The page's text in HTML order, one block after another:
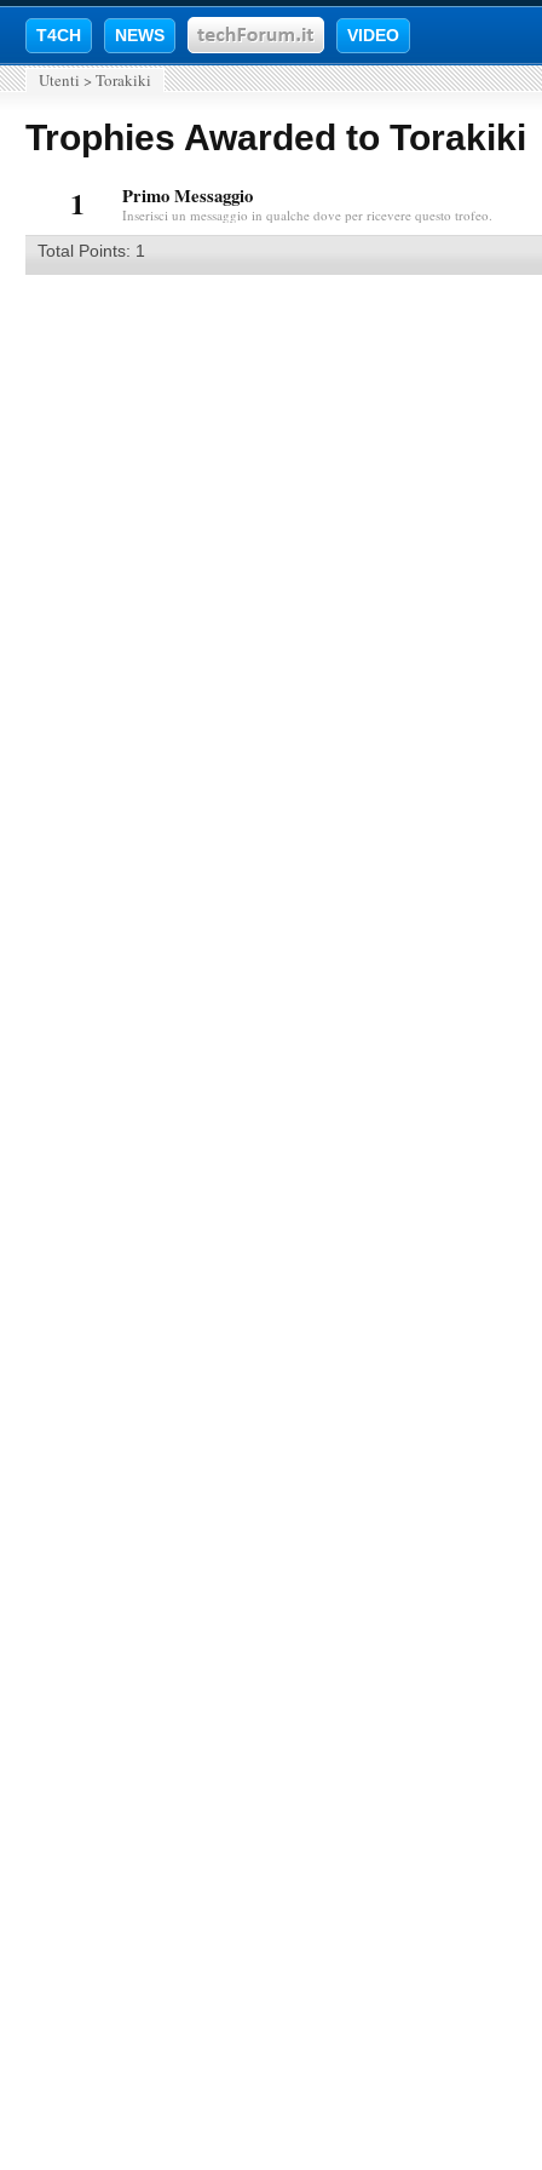
T4CH NEWS VIDEO
Utenti > Torakiki
Trophies Awarded to Torakiki
1 Primo Messaggio
Inserisci un messaggio in qualche dove per ricevere questo trofeo.
Total Points: 1